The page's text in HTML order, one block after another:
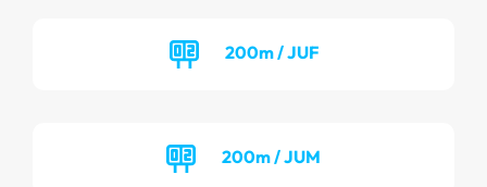
200m / JUF
200m / JUM